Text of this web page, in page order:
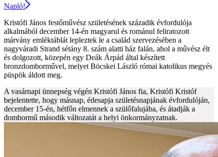
Napló!
Kristófi János festőművész születésének századik évfordulója
alkalmából december 14-én magyarul és románul feliratozott
márvány emléktáblát lepleztek le a család szervezésében a
nagyváradi Strand sétány 8. szám alatti ház falán, ahol a művész élt
és dolgozott, közepén egy Deák Árpád által készített
bronzdomborművel, melyet Böcskei László római katolikus megyés
püspök áldott meg.
A vasárnapi ünnepség végén Kristófi János fia, Kristófi Kristóf
bejelentette, hogy másnap, édesapja születésnapjának évfordulóján,
december 15-én, hétfőn elmennek a szülőfalujába, és átadják a
dombormű második változatát a helyi önkormányzatnak.